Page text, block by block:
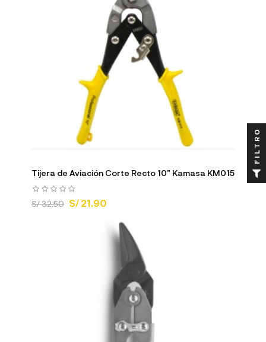
Tijera de Aviación Corte Recto 10" Kamasa KM015
S/ 32.50 S/ 21.90
FILTRO